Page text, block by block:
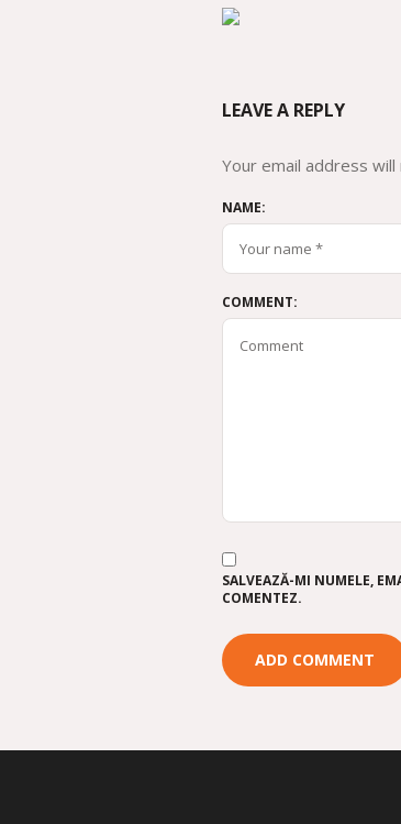
LEAVE A REPLY
Your email address
NAME:
COMMENT:
SALVEAZĂ-MI NUMELE,
COMENTEZ.